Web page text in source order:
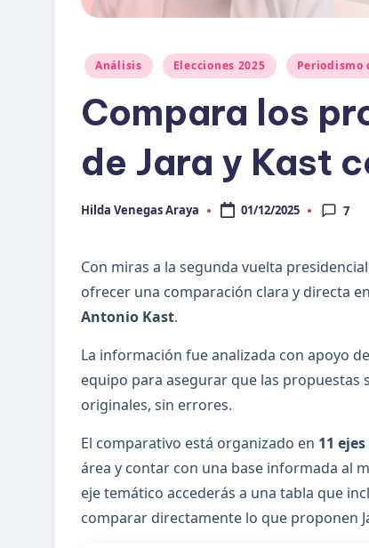
F
a
t
-
C
e
c
ki
n
g
Publicado
Análisis Elecciones 2025 Periodismo
Compara los
de Jara y Kast
Publicado
Hilda Venegas Araya 01/12/2025 7
Con miras a la segunda vuelta
ofrecer una comparación clara y directa
Antonio Kast.
La información fue analizada con apoyo de
equipo para asegurar que las propuestas
originales, sin errores.
El comparativo está organizado en 11
área y contar con una base informada al
eje temático accederás a una tabla que
comparar directamente lo que proponen